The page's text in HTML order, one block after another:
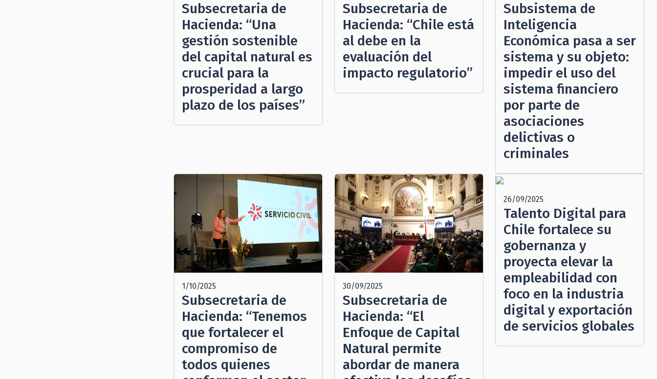
Subsecretaria de
Hacienda: “Una
gestión sostenible
del capital natural es
crucial para la
prosperidad a largo
plazo de los países”
Subsecretaria de
Hacienda: “Chile está
al debe en la
evaluación del
impacto regulatorio”
Subsistema de
Inteligencia
Económica pasa a ser
sistema y su objeto:
impedir el uso del
sistema financiero
por parte de
asociaciones
delictivas o
criminales
1/10/2025
Subsecretaria de
Hacienda: “Tenemos
que fortalecer el
compromiso de
todos quienes
30/09/2025
Subsecretaria de
Hacienda: “El
Enfoque de Capital
Natural permite
abordar de manera
26/09/2025
Talento Digital para
Chile fortalece su
gobernanza y
proyecta elevar la
empleabilidad con
foco en la industria
digital y exportación
de servicios globales